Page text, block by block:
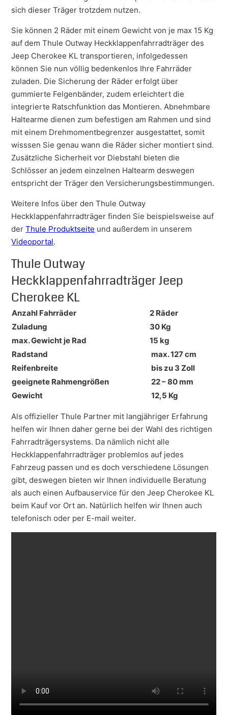
sich dieser Träger trotzdem nutzen.
Sie können 2 Räder mit einem Gewicht von je max 15 Kg
auf dem Thule Outway Heckklappenfahrradträger des
Jeep Cherokee KL transportieren, infolgedessen
können Sie nun völlig bedenkenlos Ihre Fahrräder
zuladen. Die Sicherung der Räder erfolgt über
gummierte Felgenbänder, zudem erleichtert die
integrierte Ratschfunktion das Montieren. Abnehmbare
Haltearme dienen zum befestigen am Rahmen und sind
mit einem Drehmomentbegrenzer ausgestattet, somit
wisssen Sie genau wann die Räder sicher montiert sind.
Zusätzliche Sicherheit vor Diebstahl bieten die
Schlösser an jedem einzelnen Haltearm deswegen
entspricht der Träger den Versicherungsbestimmungen.
Weitere Infos über den Thule Outway
Heckklappenfahrradträger finden Sie beispielsweise auf
derThule Produktseite und außerdem in unserem
Videoportal.
Thule Outway
Heckklappenfahrradträger Jeep
Cherokee KL
Anzahl Fahrräder
2 Räder
Zuladung
30 Kg
max. Gewicht je Rad
15 kg
Radstand
max. 127 cm
Reifenbreite
bis zu 3 Zoll
geeignete Rahmengrößen
22 – 80 mm
Gewicht
12,5 Kg
Als offizieller Thule Partner mit langjähriger Erfahrung
helfen wir Ihnen daher gerne bei der Wahl des richtigen
Fahrradträgersystems. Da nämlich nicht alle
Heckklappenfahrradträger problemlos auf jedes
Fahrzeug passen und es doch verschiedene Lösungen
gibt, deswegen bieten wir Ihnen individuelle Beratung
als auch einen Aufbauservice für den Jeep Cherokee KL
beim Kauf vor Ort an. Natürlich helfen wir Ihnen auch
telefonisch oder per E-mail weiter.